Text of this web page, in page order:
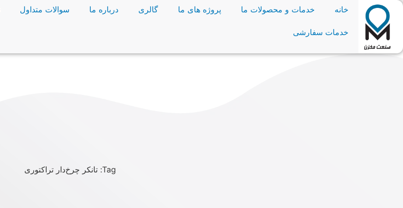
خانه خدمات و محصولات ما پروژه های ما گالری درباره ما سوالات متداول
خدمات سفارشی
Tag: تانکر چرخ‌دار تراکتوری